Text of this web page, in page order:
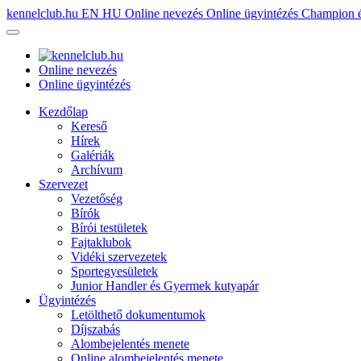
kennelclub.hu EN HU Online nevezés Online ügyintézés Champion
Online nevezés
Online ügyintézés
Kezdőlap
Kereső
Hírek
Galériák
Archívum
Szervezet
Vezetőség
Bírók
Bírói testületek
Fajtaklubok
Vidéki szervezetek
Sportegyesületek
Junior Handler és Gyermek kutyapár
Ügyintézés
Letölthető dokumentumok
Díjszabás
Alombejelentés menete
Online alombejelentés menete